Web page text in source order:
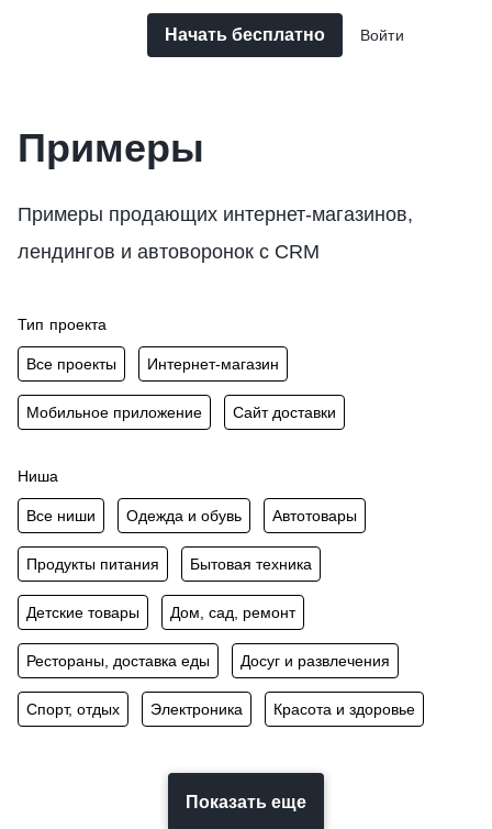
Начать бесплатно Войти
Примеры
Примеры продающих интернет-магазинов,
лендингов и автоворонок с CRM
Тип проекта
Все проекты Интернет-магазин
Мобильное приложение Сайт доставки
Ниша
Все ниши Одежда и обувь Автотовары
Продукты питания Бытовая техника
Детские товары Дом, сад, ремонт
Рестораны, доставка еды Досуг и развлечения
Спорт, отдых Электроника Красота и здоровье
Показать еще